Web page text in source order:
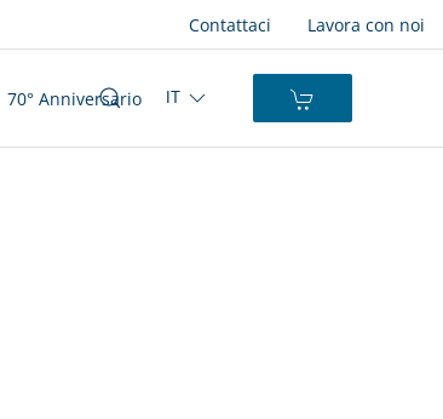
Contattaci Lavora con noi
70° Anniversario IT